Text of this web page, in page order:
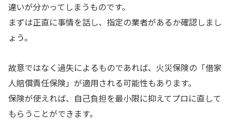
違いが分かってしまうものです。
まずは正直に事情を話し、指定の業者があるか確認しまし
ょう。
故意ではなく過失によるものであれば、火災保険の「借家
人賠償責任保険」が適用される可能性もあります。
保険が使えれば、自己負担を最小限に抑えてプロに直して
もらうことができます。